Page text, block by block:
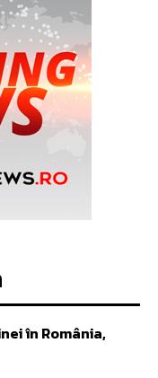
în România,